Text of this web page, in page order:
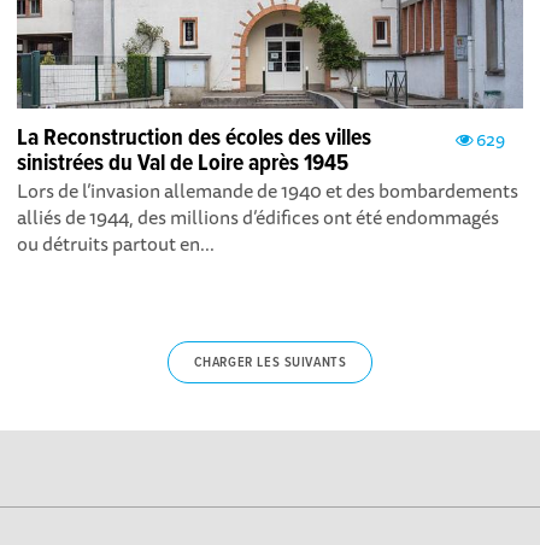
629
La Reconstruction des écoles des villes
sinistrées du Val de Loire après 1945
Lors de l’invasion allemande de 1940 et des bombardements
alliés de 1944, des millions d’édifices ont été endommagés
ou détruits partout en...
CHARGER LES SUIVANTS